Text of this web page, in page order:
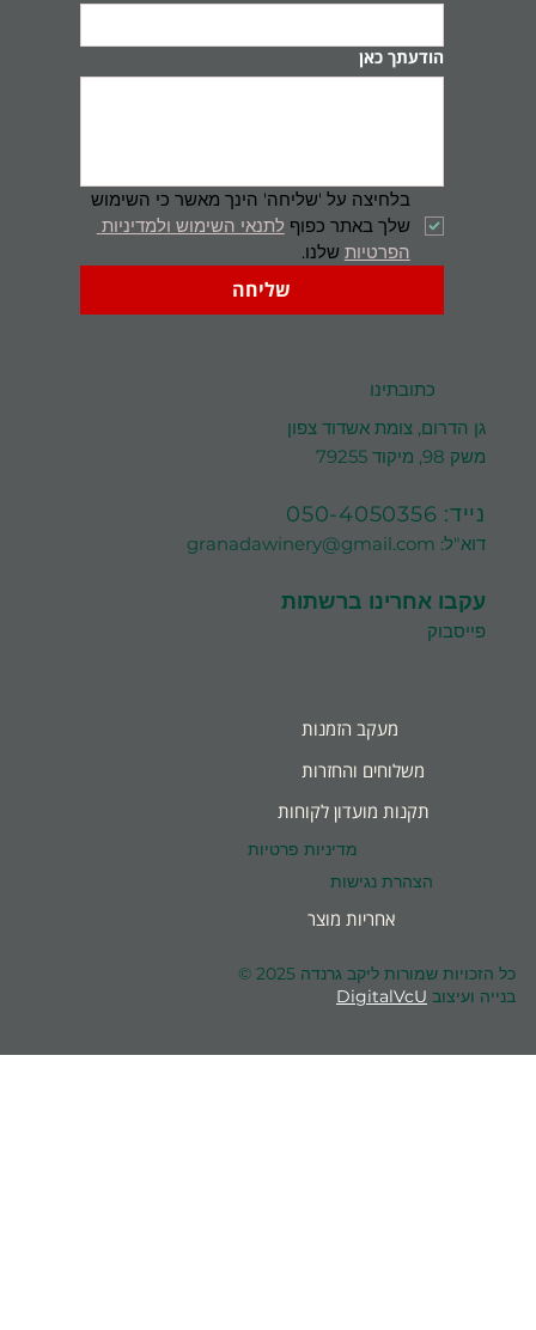
הודעתך כאן
שלך באתר כפוף
הפרטיות שלנו.
שליחה
כתובתינו
גן הדרום, צומת אשדוד צפון
משק 98, מיקוד 79255
נייד: 050-4050356
דוא"ל: granadawinery@gmail.com
עקבו אחרינו ברשתות
פייסבוק
מעקב הזמנות
משלוחים והחזרות
תקנות מועדון לקוחות
מדיניות פרטיות
הצהרת נגישות
אחריות מוצר
כל הזכויות שמורות ליקב גרנדה 2025 ©
בנייה ועיצוב DigitalVcU